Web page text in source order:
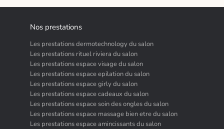
Nos prestations
Les prestations dermotechnology du salon
Les prestations rituel riviera du salon
Les prestations espace visage du salon
Les prestations espace epilation du salon
Les prestations espace girly du salon
Les prestations espace cadeaux du salon
Les prestations espace soin des ongles du salon
Les prestations espace massage bien etre du salon
Les prestations espace amincissants du salon